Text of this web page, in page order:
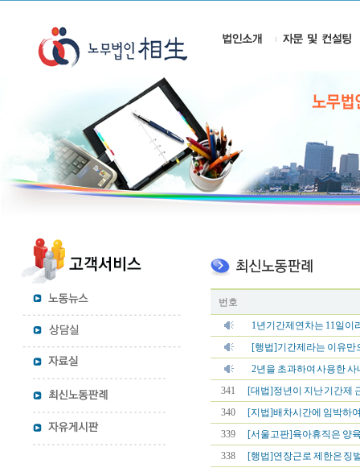
번호
1년기간제연차는 11일이
[행법]기간제라는 이유만
2년을 초과하여 사용한
341
[대법]정년이 지난 기간제
340
[지법]배차시간에 임박하
339
[서울고판]육아휴직은 양
338
[행법]연장근로 제한은 징